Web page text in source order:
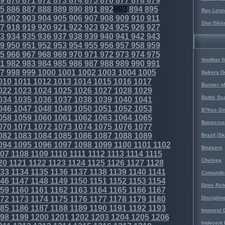
886887 888889890891892893 894895
902 903904905906907 908909910911
918919920921922 923924925926927
934935936937 938939940941942 943
950951952 953954955956957 958959
966967 968969970971972 973974975
982 983984985986987 988989990991
998999100010011002 100310041005
10111012 10131014101510161017
10231024102510261027 10281029
103510361037 1038103910401041
1047 10481049105010511052 1053
1059106010611062 106310641065
10711072 10731074107510761077
10831084108510861087 10881089
109510961097 10981099110011011102
11081109111011111112 111311141115
11211122 11231124112511261127 1128
1134113511361137 1138113911401141
1147 11481149115011511152 11531154
116011611162 11631164116511661167
11731174117511761177 117811791180
11861187 11881189119011911192 1193
1199120012011202 1203120412051206
Ray
Slut
Another
Bakers
Banner
Battle
B?hse
Brazil
Bruisers
Chelsea
Dims
Immoral
Indecent